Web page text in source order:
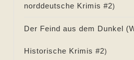
norddeutsche Krimis #2)
Der Feind aus dem Dunkel (
Historische Krimis #2)